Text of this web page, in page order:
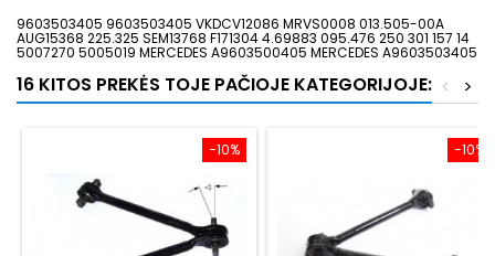
9603503405 9603503405 VKDCV12086 MRVS0008 013.505-00A
AUG15368 225.325 SEM13768 F171304 4.69883 095.476 250 301 157 14
5007270 5005019 MERCEDES A9603500405 MERCEDES A9603503405
16 KITOS PREKĖS TOJE PAČIOJE KATEGORIJOJE: >
<
−10% −10%